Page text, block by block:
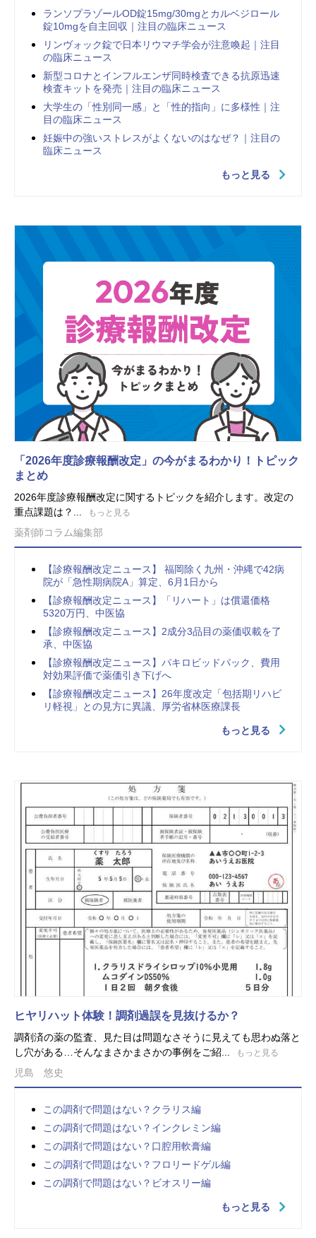
ランソプラゾールOD錠15mg/30mgとカルベジロール
錠10mgを自主回収｜注目の臨床ニュース
リンヴォック錠で日本リウマチ学会が注意喚起｜注目
の臨床ニュース
新型コロナとインフルエンザ同時検査できる抗原迅速
検査キットを発売｜注目の臨床ニュース
大学生の「性別同一感」と「性的指向」に多様性｜注
目の臨床ニュース
妊娠中の強いストレスがよくないのはなぜ？｜注目の
臨床ニュース
もっと見る
「2026年度診療報酬改定」の今がまるわかり！トピック
まとめ
2026年度診療報酬改定に関するトピックを紹介します。改定の
重点課題は？...
もっと見る
薬剤師コラム編集部
【診療報酬改定ニュース】 福岡除く九州・沖縄で42病
院が「急性期病院A」算定、6月1日から
【診療報酬改定ニュース】「リハート」は償還価格
5320万円、中医協
【診療報酬改定ニュース】2成分3品目の薬価収載を了
承、中医協
【診療報酬改定ニュース】パキロビッドパック、費用
対効果評価で薬価引き下げへ
【診療報酬改定ニュース】26年度改定「包括期リハビ
リ軽視」との見方に異議、厚労省林医療課長
もっと見る
ヒヤリハット体験！調剤過誤を見抜けるか？
調剤済の薬の監査、見た目は問題なさそうに見えても思わぬ落と
し穴がある…そんなまさかまさかの事例をご紹...
もっと見る
児島 悠史
この調剤で問題はない？クラリス編
この調剤で問題はない？インクレミン編
この調剤で問題はない？口腔用軟膏編
この調剤で問題はない？フロリードゲル編
この調剤で問題はない？ビオスリー編
もっと見る